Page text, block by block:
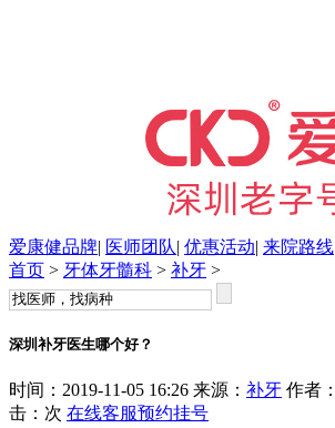
爱康健品牌| 医师团队| 优惠活动| 来院路线
首页 > 牙体牙髓科 > 补牙 >
深圳补牙医生哪个好？
时间：2019-11-05 16:26 来源： 补牙 作者：
击： 次 在线客服预约挂号